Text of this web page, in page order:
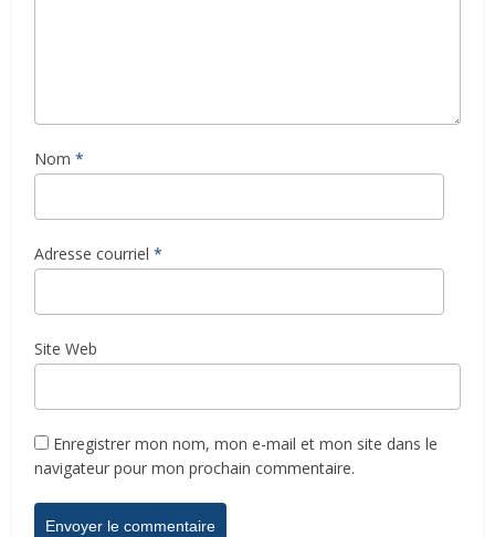
Nom *
Adresse courriel *
Site Web
Enregistrer mon nom, mon e-mail et mon site dans le
navigateur pour mon prochain commentaire.